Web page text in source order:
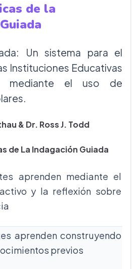
de la
Un sistema para el
Instituciones Educativas
mediante el uso de
& Dr. Ross J. Todd
de La Indagación Guiada
aprenden mediante el
y la reflexión sobre
aprenden construyendo
previos